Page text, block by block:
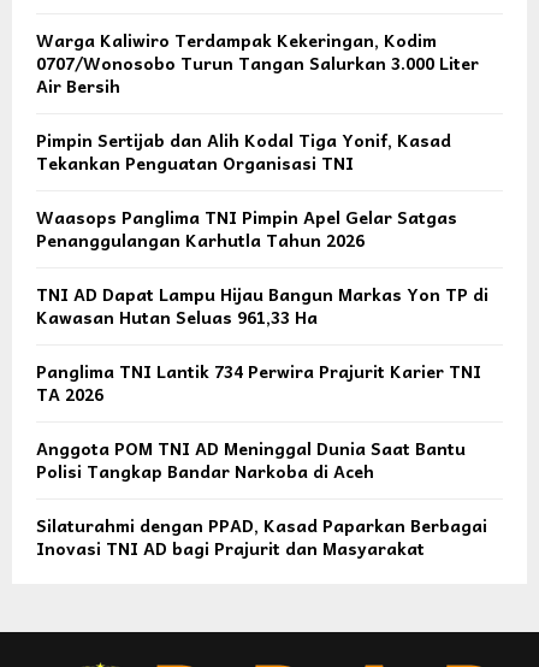
Warga Kaliwiro Terdampak Kekeringan, Kodim
0707/Wonosobo Turun Tangan Salurkan 3.000 Liter
Air Bersih
Pimpin Sertijab dan Alih Kodal Tiga Yonif, Kasad
Tekankan Penguatan Organisasi TNI
Waasops Panglima TNI Pimpin Apel Gelar Satgas
Penanggulangan Karhutla Tahun 2026
TNI AD Dapat Lampu Hijau Bangun Markas Yon TP di
Kawasan Hutan Seluas 961,33 Ha
Panglima TNI Lantik 734 Perwira Prajurit Karier TNI
TA 2026
Anggota POM TNI AD Meninggal Dunia Saat Bantu
Polisi Tangkap Bandar Narkoba di Aceh
Silaturahmi dengan PPAD, Kasad Paparkan Berbagai
Inovasi TNI AD bagi Prajurit dan Masyarakat